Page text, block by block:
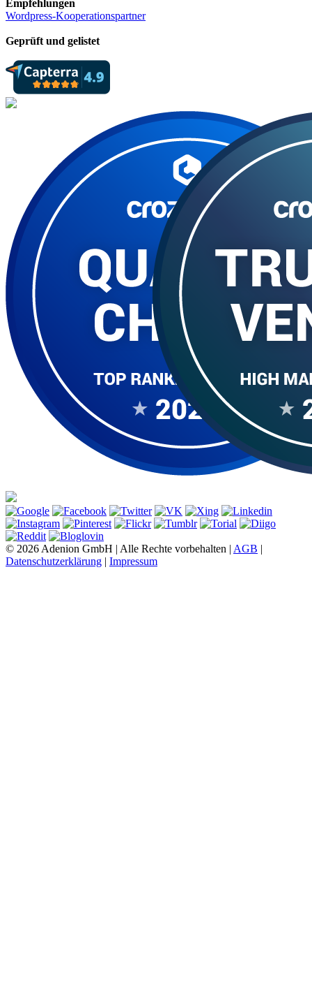
Empfehlungen
Wordpress-Kooperationspartner
Geprüft und gelistet
© 2026 Adenion GmbH | Alle Rechte vorbehalten | AGB |
Datenschutzerklärung | Impressum